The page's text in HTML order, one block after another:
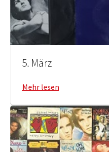
5. März
Mehr lesen